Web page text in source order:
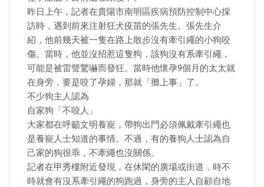
昨日上午，記者在貴陽市南明區疾病預防控制中心採
訪時，遇到前來注射狂犬疫苗的張先生。張先生介
紹，他前幾天被一隻在路上散步沒有牽引繩的小狗咬
傷。當時，他並沒招惹這隻狗，該狗沒有系牽引繩，
可能是被雷聲驚嚇而發狂。當時他懷孕9個月的太太就
在身旁，要是咬了孕婦，那就「攤上事」了。
不少狗主人認為
自家狗「不咬人」
大家都在呼籲文明養寵，帶狗出門必須佩戴牽引繩也
是養寵人士知道的事情。不過，有的養狗人士認為自
己家的狗很乖，不牽繩也沒關係。
記者在甲秀樓附近發現，在休閑的廣場或街道，時不
時就會有沒系牽引繩的狗跑過，身旁的主人自顧自地